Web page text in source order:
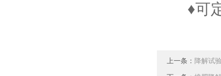
♦可定
上一条： 降解试